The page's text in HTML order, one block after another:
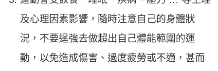
及心理因素影響，隨時注意自己的身體狀
況，不要逞強去做超出自己體能範圍的運
動，以免造成傷害、過度疲勞或不適，甚而